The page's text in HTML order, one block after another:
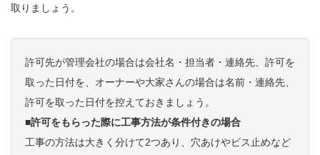
取りましょう。
許可先が管理会社の場合は会社名・担当者・連絡先、許可を
取った日付を、オーナーや大家さんの場合は名前・連絡先、
許可を取った日付を控えておきましょう。
■許可をもらった際に工事方法が条件付きの場合
工事の方法は大きく分けて2つあり、穴あけやビス止めなど